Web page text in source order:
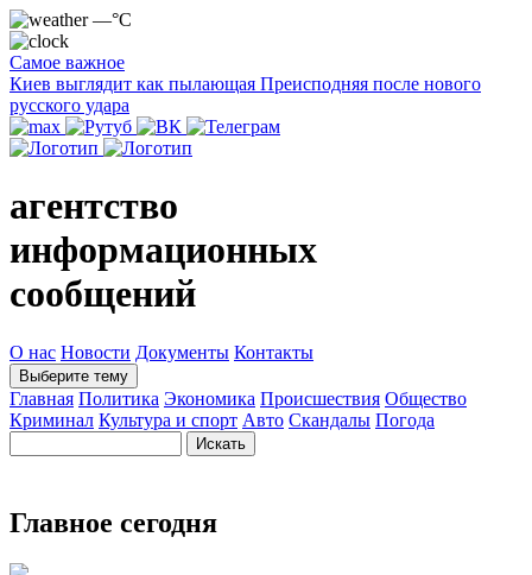
—°C
Самое важное
Киев выглядит как пылающая Преисподняя после нового
русского удара
агентство
информационных
сообщений
О нас Новости Документы Контакты
Выберите тему
Главная Политика Экономика Происшествия Общество
Криминал Культура и спорт Авто Скандалы Погода
Главное сегодня